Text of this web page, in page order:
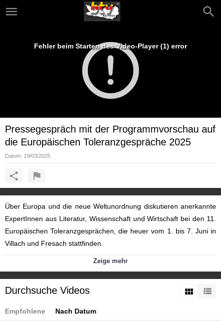
Fehler beim Starten des Video-Player (1) error
Pressegespräch mit der Programmvorschau auf
die Europäischen Toleranzgespräche 2025
Datum: 19/03/2025
Über Europa und die neue Weltunordnung diskutieren anerkannte
ExpertInnen aus Literatur, Wissenschaft und Wirtschaft bei den 11.
Europäischen Toleranzgesprächen, die heuer vom 1. bis 7. Juni in
Villach und Fresach stattfinden.
Themen » Kultur
Europäische Toleranzgespräche Fresach
Zeige mehr
Durchsuche Videos
Empfohlene Nach Datum